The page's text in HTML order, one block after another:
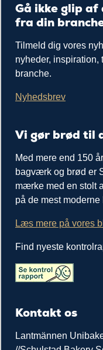
Gå ikke glip af
fra din
Tilmeld dig vores
nyheder, inspiration,
branche.
Nyhedsbrev
Vi gør brød til
Med mere end 150
bagværk og brød er
mærke med en stolt
på de mest moderne
Læs mere på vores
Find nyeste
Kontakt os
Lantmännen